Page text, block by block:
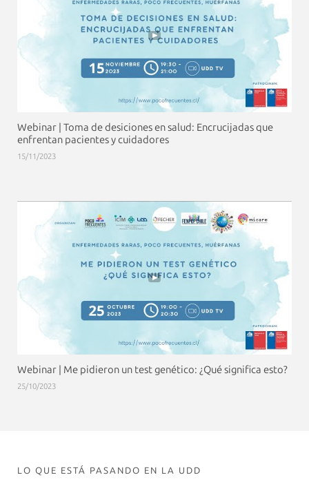
Webinar | Toma de desiciones en salud: Encrucijadas que
enfrentan pacientes y cuidadores
15/11/2023
Webinar | Me pidieron un test genético: ¿Qué significa esto?
25/10/2023
LO QUE ESTÁ PASANDO EN LA UDD